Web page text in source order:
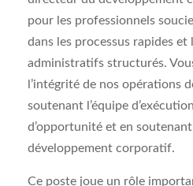
pour les professionnels
dans les processus rapides et
administratifs structurés.
l’intégrité de nos opérations
soutenant l’équipe
d’opportunité et en soutenant
développement corporatif.
Ce poste joue un rôle